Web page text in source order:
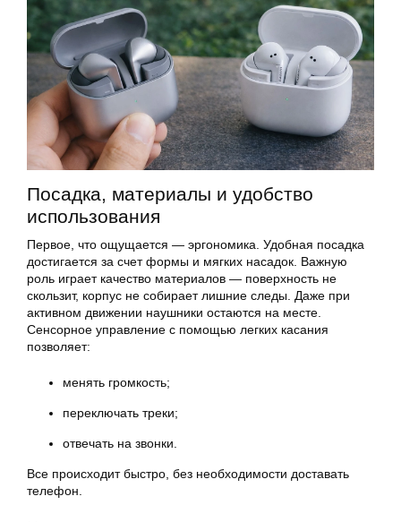
Посадка, материалы и удобство
использования
Первое, что ощущается — эргономика. Удобная посадка
достигается за счет формы и мягких насадок. Важную
роль играет качество материалов — поверхность не
скользит, корпус не собирает лишние следы. Даже при
активном движении наушники остаются на месте.
Сенсорное управление с помощью легких касания
позволяет:
менять громкость;
переключать треки;
отвечать на звонки.
Все происходит быстро, без необходимости доставать
телефон.